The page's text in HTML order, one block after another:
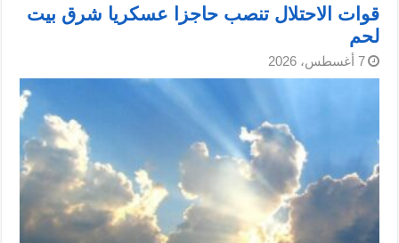
قوات الاحتلال تنصب حاجزا عسكريا شرق بيت
لحم
7 أغسطس، 2026